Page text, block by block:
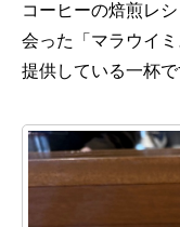
コーヒーの焙煎レ
会った「マラウイ
提供している一杯で